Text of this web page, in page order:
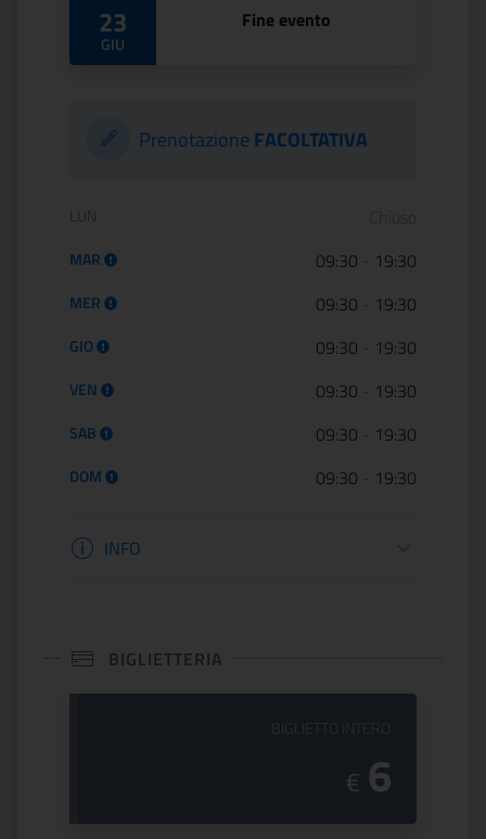
23
GIU
Fine evento
Prenotazione FACOLTATIVA
Orario di apertura:
LUN
MAR 09:30 19:30
MER 09:30 19:30
GIO 09:30 19:30
VEN 09:30 19:30
SAB 09:30 19:30
DOM 09:30 19:30
Informazioni apertura
INFO
BIGLIETTERIA
€ 6